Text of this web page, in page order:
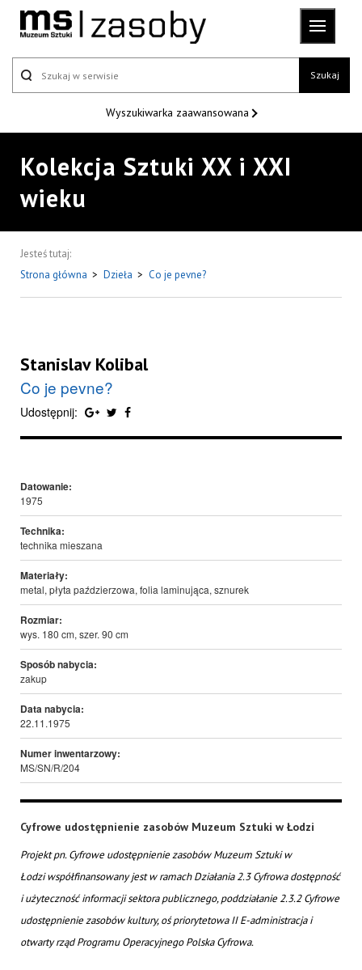
Szukaj
Wyszukiwarka zaawansowana
Kolekcja Sztuki XX i XXI
wieku
Jesteś tutaj:
Strona główna > Dzieła > Co je pevne?
Stanislav Kolibal
Co je pevne?
Udostępnij:
Datowanie:
1975
Technika:
technika mieszana
Materiały:
metal, płyta paździerzowa, folia laminująca, sznurek
Rozmiar:
wys. 180 cm, szer. 90 cm
Sposób nabycia:
zakup
Data nabycia:
22.11.1975
Numer inwentarzowy:
MS/SN/R/204
Cyfrowe udostępnienie zasobów Muzeum Sztuki w Łodzi
Projekt pn. Cyfrowe udostępnienie zasobów Muzeum Sztuki w
Łodzi współfinansowany jest w ramach Działania 2.3 Cyfrowa dostępność
i użyteczność informacji sektora publicznego, poddziałanie 2.3.2 Cyfrowe
udostępnienie zasobów kultury, oś priorytetowa II E-administracja i
otwarty rząd Programu Operacyjnego Polska Cyfrowa.